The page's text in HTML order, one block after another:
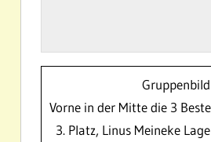
Gruppenbild
Vorne in der Mitte die 3
3. Platz, Linus Meineke